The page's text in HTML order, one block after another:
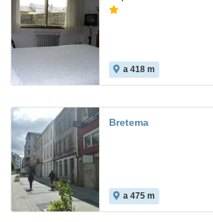
a 418 m
Bretema
a 475 m